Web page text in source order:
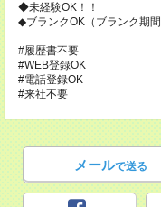
◆未経験OK！！
◆ブランクOK（ブランク期間
#履歴書不要
#WEB登録OK
#電話登録OK
#来社不要
メールで送る